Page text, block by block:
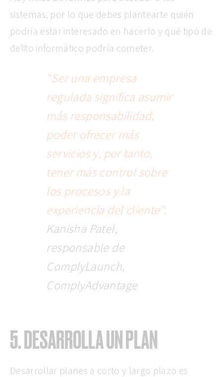
sistemas, por lo que debes plantearte quién
podría estar interesado en hacerlo y qué tipo de
delito informático podría cometer.
"Ser una empresa
regulada significa asumir
más responsabilidad,
poder ofrecer más
servicios y, por tanto,
tener más control sobre
los procesos y la
experiencia del cliente".
Kanisha Patel,
responsable de
ComplyLaunch,
ComplyAdvantage
5. DESARROLLA UN PLAN
Desarrollar planes a corto y largo plazo es